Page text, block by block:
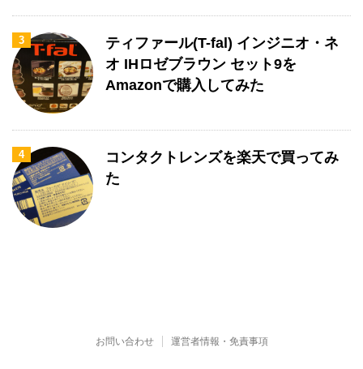
3
ティファール(T-fal) インジニオ・ネ
オ IHロゼブラウン セット9を
Amazonで購入してみた
4
コンタクトレンズを楽天で買ってみ
た
お問い合わせ 運営者情報・免責事項